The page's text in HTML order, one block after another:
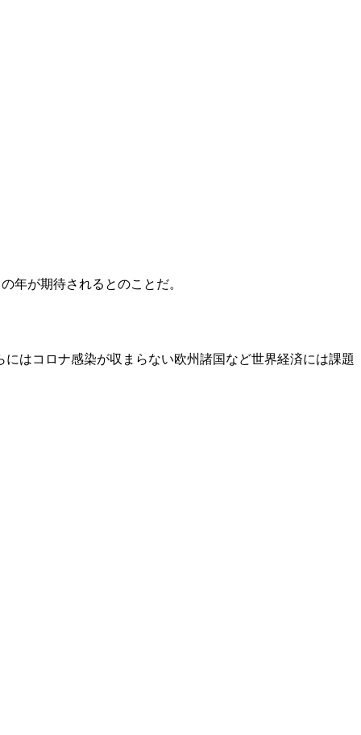
年が期待されるとのことだ。
はコロナ感染が収まらない欧州諸国など世界経済には課題